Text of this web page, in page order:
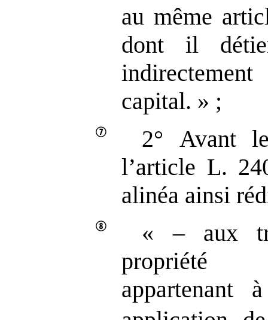
au même
dont il
capital. » ;
2° Avant
l’article L.
alinéa ainsi
« – aux
propriété
appartenant